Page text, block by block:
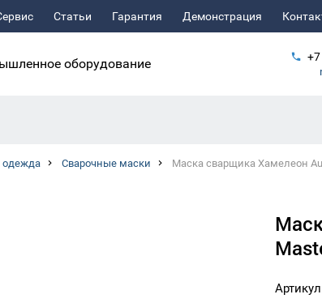
Статьи Гарантия Демонстрация
оборудование
одежда Сварочные маски Маска сварщика Хамелеон